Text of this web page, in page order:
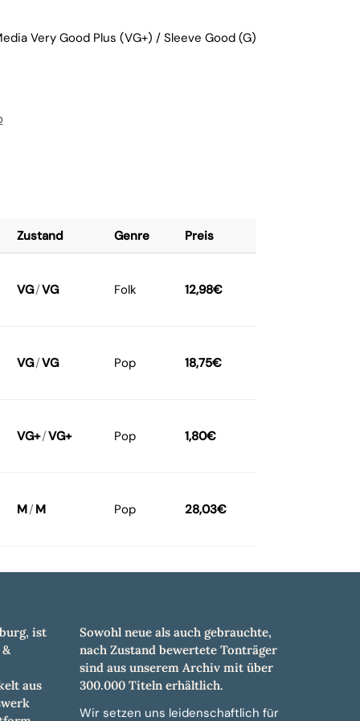
Very Good Plus (VG+) / Sleeve Good (G)
Zustand Genre Preis
VG/VG Folk 12,98€
VG/VG Pop 18,75€
VG+/VG+ Pop 1,80€
M/ M Pop 28,03€
ist
aus
Sowohl neue als auch gebrauchte,
nach Zustand bewertete Tonträger
sind aus unserem Archiv mit über
300.000 Titeln erhältlich.
Wir setzen uns leidenschaftlich für